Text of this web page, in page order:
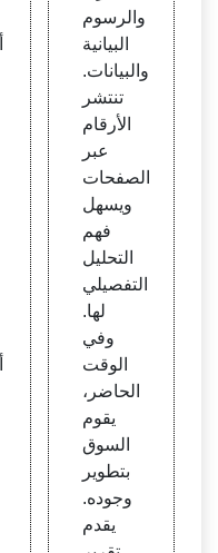
والرسوم
البيانية
والبيانات.
تنتشر
الأرقام
عبر
الصفحات
ويسهل
فهم
التحليل
التفصيلي
لها.
وفي
الوقت
الحاضر،
يقوم
السوق
بتطوير
وجوده.
يقدم